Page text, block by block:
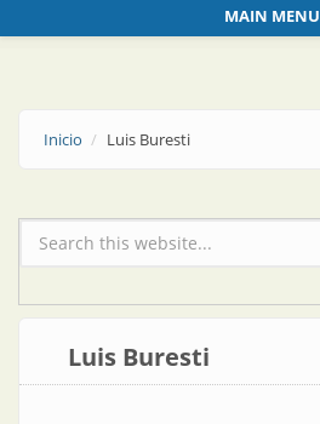
MAIN MENU
Inicio Luis Buresti
Formulario de búsqueda
Luis Buresti